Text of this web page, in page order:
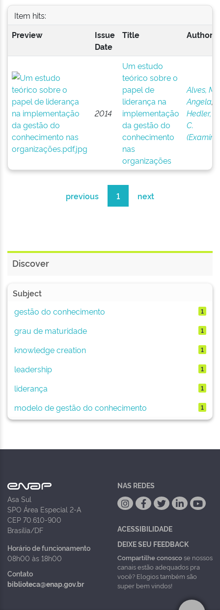
Item hits:
Preview
Issue
Date
Title
2014
Um estudo
teórico sobre o
papel de
liderança na
implementação
da gestão do
conhecimento
nas
organizações
Alves,
Angela;
Hedler,
C.
previous 1 next
Discover
Subject
gestão do conhecimento
1
grau de maturidade 1
knowledge creation 1
leadership 1
liderança 1
modelo de gestão do conhecimento 1
Asa Sul
SPO Área Especial 2-A
CEP 70.610-900
Brasília/DF
Horário de funcionamento
08h00 às 18h00
Contato
biblioteca@enap.gov.br
NAS REDES
ACESSIBILIDADE
DEIXE SEU FEEDBACK
Compartilhe conoscose nossos
canais estão adequados pra
você? Elogios também são
super bem vindos!